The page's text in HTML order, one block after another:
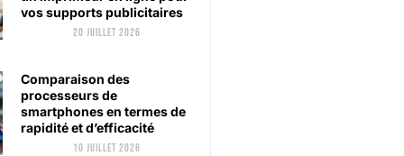
vos supports publicitaires
20 juillet 2026
Comparaison des
processeurs de
smartphones en termes de
rapidité et d’efficacité
10 juillet 2026